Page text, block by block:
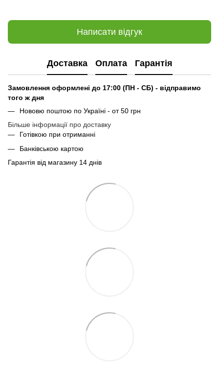
Написати відгук
Доставка Оплата Гарантія
Замовлення оформлені до 17:00 (ПН - СБ) - відправимо
того ж дня
Нововю поштою по Україні - от 50 грн
Більше інформації про доставку
Готівкою при отриманні
Банківською картою
Гарантія від магазину 14 днів